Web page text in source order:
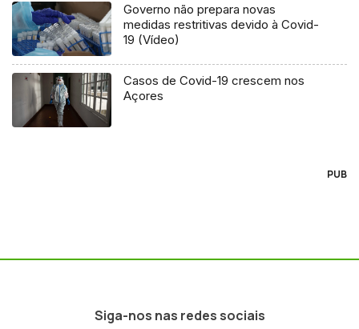
Governo não prepara novas
medidas restritivas devido à Covid-
19 (Vídeo)
Casos de Covid-19 crescem nos
Açores
PUB
Siga-nos nas redes sociais